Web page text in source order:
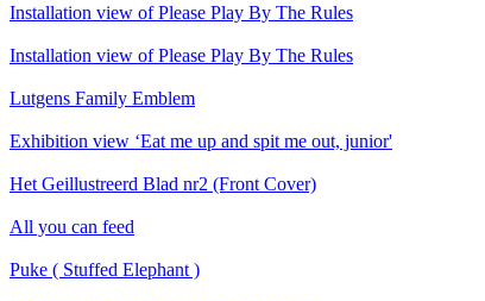
Installation view of Please Play By The Rules
Installation view of Please Play By The Rules
Lutgens Family Emblem
Exhibition view ‘Eat me up and spit me out, junior'
Het Geillustreerd Blad nr2 (Front Cover)
All you can feed
Puke ( Stuffed Elephant )